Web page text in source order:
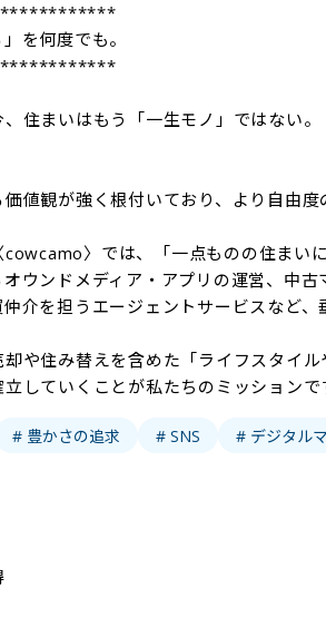
を何度でも。
住まいはもう「一生モノ」ではない。
値観が強く根付いており、より自由度
〉では、「一点ものの住まい
ウンドメディア・アプリの運営、中古
介を担うエージェントサービスなど、
や住み替えを含めた「ライフスタイ
していくことが私たちのミッションで
# 豊かさの追求 # SNS
# デジタル